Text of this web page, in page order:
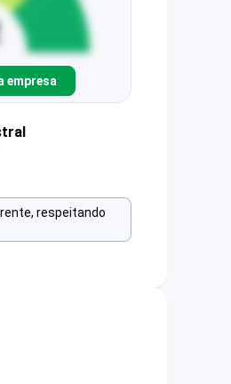
empresa
respeitando